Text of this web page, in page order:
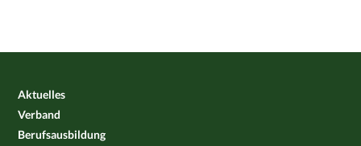
Aktuelles
Verband
Berufsausbildung